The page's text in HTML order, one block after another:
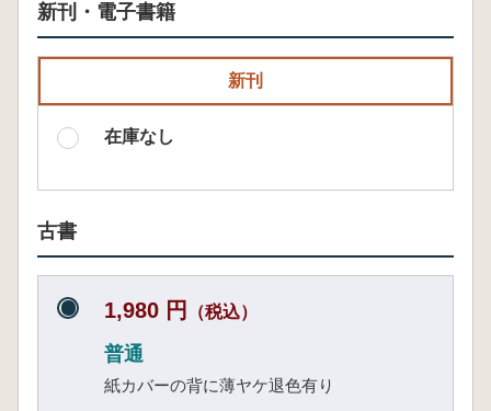
新刊・電子書籍
新刊
在庫なし
古書
1,980 円 （税込）
普通
紙カバーの背に薄ヤケ退色有り